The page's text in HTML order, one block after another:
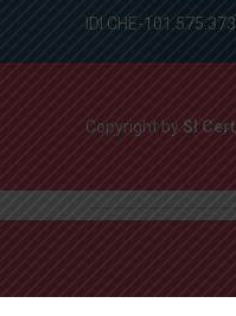
IDI CHE-101.575.373
Copyright by SI Cert